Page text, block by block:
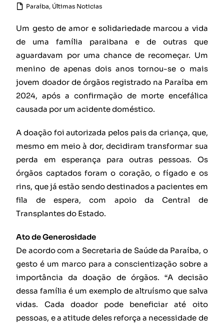
Paraíba, Últimas Noticias
Um gesto de amor e solidariedade marcou a vida
de uma família paraibana e de outras que
aguardavam por uma chance de recomeçar. Um
menino de apenas dois anos tornou-se o mais
jovem doador de órgãos registrado na Paraíba em
2024, após a confirmação de morte encefálica
causada por um acidente doméstico.
A doação foi autorizada pelos pais da criança, que,
mesmo em meio à dor, decidiram transformar sua
perda em esperança para outras pessoas. Os
órgãos captados foram o coração, o fígado e os
rins, que já estão sendo destinados a pacientes em
fila de espera, com apoio da Central de
Transplantes do Estado.
Ato de Generosidade
De acordo com a Secretaria de Saúde da Paraíba, o
gesto é um marco para a conscientização sobre a
importância da doação de órgãos. “A decisão
dessa família é um exemplo de altruísmo que salva
vidas. Cada doador pode beneficiar até oito
pessoas, e a atitude deles reforça a necessidade de